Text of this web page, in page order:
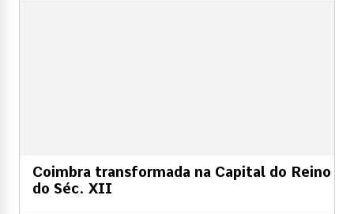
Coimbra transformada na Capital do Reino
do Séc. XII